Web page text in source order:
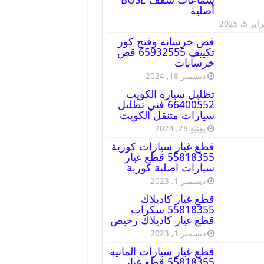
أصلية
5, 2025
قص خرسانه وفتح كور
تكييف 65932555 قص
خرسانات
ديسمبر 18, 2024
تظليل سيارة الكويت
66400552 فني تظليل
سيارات متنقل الكويت
يونيو 28, 2024
قطع غيار سيارات كورية
55818355 قطع غيار
سيارات اصلية كورية
ديسمبر 1, 2023
قطع غيار كاديلاك
55818355 سكراب
قطع غيار كاديلاك رخيص
ديسمبر 1, 2023
قطع غيار سيارات المانية